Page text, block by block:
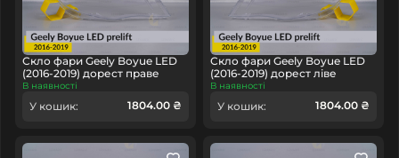
Скло фари Geely Boyue LED
(2016-2019) дорест праве
В наявності
У кошик: 1804.00 ₴
Скло фари Geely Boyue LED
(2016-2019) дорест ліве
В наявності
У кошик: 1804.00 ₴